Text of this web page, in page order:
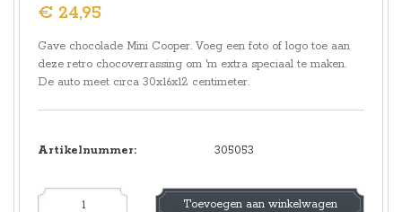
€ 24,95
Gave chocolade Mini Cooper. Voeg een foto of logo toe aan
deze retro chocoverrassing om 'm extra speciaal te maken.
De auto meet circa 30x16x12 centimeter.
Artikelnummer: 305053
Toevoegen aan winkelwagen